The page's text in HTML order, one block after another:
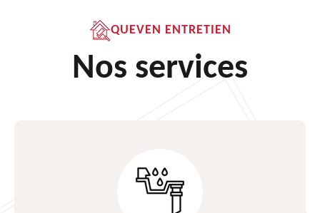
QUEVEN ENTRETIEN
Nos services